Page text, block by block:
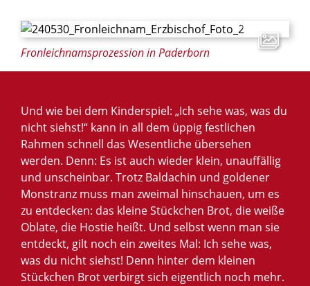
© Heiko Appelbaum
Fronleichnamsprozession in Paderborn
Und wie bei dem Kinderspiel: „Ich sehe was, was du
nicht siehst!“ kann in all dem üppig festlichen
Rahmen schnell das Wesentliche übersehen
werden. Denn: Es ist auch wieder klein, unauffällig
und unscheinbar. Trotz Baldachin und goldener
Monstranz muss man zweimal hinschauen, um es
zu entdecken: das kleine Stückchen Brot, die weiße
Oblate, die Hostie heißt. Und selbst wenn man sie
entdeckt, gilt noch ein zweites Mal: Ich sehe was,
was du nicht siehst! Denn hinter dem kleinen
Stückchen Brot verbirgt sich eigentlich noch mehr.